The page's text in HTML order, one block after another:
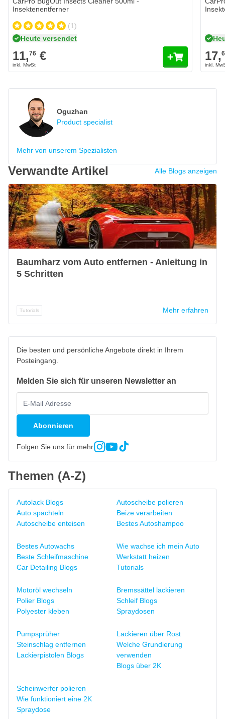
Insektenentferner
(1)
Heute versendet
11,76 € 17,
Oguzhan
Product specialist
Mehr von unserem Spezialisten
Verwandte Artikel Alle Blogs anzeigen
Baumharz vom Auto entfernen - Anleitung in
5 Schritten
Tutorials Mehr erfahren
Die besten und persönliche Angebote direkt in Ihrem
Posteingang.
Melden Sie sich für unseren Newsletter an
Abonnieren
Folgen Sie uns für mehr
Themen (A-Z)
Autolack Blogs
Auto spachteln
Autoscheibe enteisen
Autoscheibe polieren
Beize verarbeiten
Bestes Autoshampoo
Bestes Autowachs
Beste Schleifmaschine
Car Detailing Blogs
Wie wachse ich mein Auto
Werkstatt heizen
Tutorials
Motoröl wechseln
Polier Blogs
Polyester kleben
Bremssättel lackieren
Schleif Blogs
Spraydosen
Pumpsprüher
Steinschlag entfernen
Lackierpistolen Blogs
Lackieren über Rost
Welche Grundierung
verwenden
Blogs über 2K
Scheinwerfer polieren
Wie funktioniert eine 2K
Spraydose